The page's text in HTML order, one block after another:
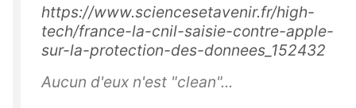
https://www.sciencesetavenir.fr/high-
tech/france-la-cnil-saisie-contre-apple-
sur-la-protection-des-donnees_152432
Aucun d'eux n'est "clean"...